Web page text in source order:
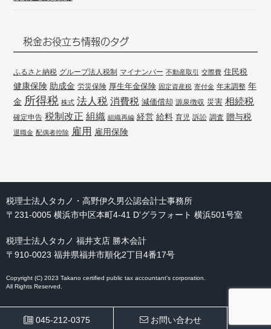
税金お役立ち情報のタグ
ふるさと納税 グループ法人税制 マイナンバー 不動産取引 交際費 住民税
健康保険 助成金 労災保険 厚生年金保険 固定資産税 寄付金 年末調整 年
金 所得税 株式 法人税 消費税 減価償却 源泉徴収 災害 相続税
確定申告 税制改正 組織 組織再編 経営 給料 育児 訴訟 調査 贈与税
退職金 配偶者控除 雇用 雇用保険
税理士法人タカノ・高野伊久男公認会計士事務所
〒231-0005 横浜市中区本町4-41 D’グラフォート 横浜501号室
税理士法人タカノ 福井支店 勝木会計
〒910-0023 福井県福井市順化2丁目4番17号
Copyright (C) 2023 Takano certified public tax accountant's corporation.
All Rights Reserved.
045-212-0375 お問い合わせ